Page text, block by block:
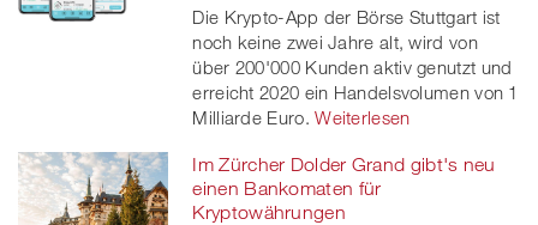
Die Krypto-App der Börse Stuttgart ist
noch keine zwei Jahre alt, wird von
über 200'000 Kunden aktiv genutzt und
erreicht 2020 ein Handelsvolumen von 1
Milliarde Euro. Weiterlesen
Im Zürcher Dolder Grand gibt's neu
einen Bankomaten für
Kryptowährungen